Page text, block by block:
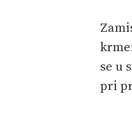
se u
pri